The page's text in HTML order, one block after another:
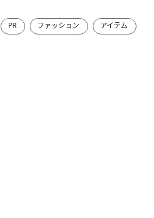
PR ファッション アイテム